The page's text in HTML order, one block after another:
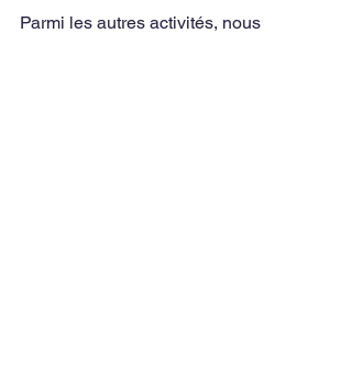
Parmi les autres activités, nous